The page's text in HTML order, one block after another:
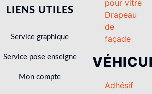
pour vitre
Drapeau
de
façade
Adhésif
LIENS UTILES
Service graphique
Service pose enseigne
Mon compte